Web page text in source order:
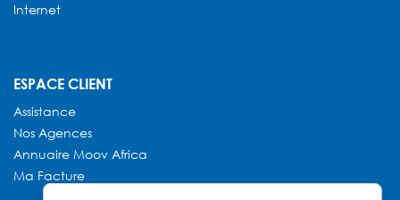
Internet
ESPACE CLIENT
Assistance
Nos Agences
Annuaire Moov Africa
Ma Facture